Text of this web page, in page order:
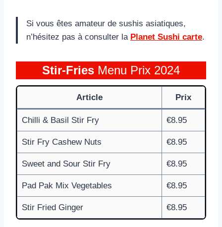
Si vous êtes amateur de sushis asiatiques,
n’hésitez pas à consulter la Planet Sushi carte.
Stir-Fries Menu Prix 2024
Article Prix
Chilli & Basil Stir Fry €8.95
Stir Fry Cashew Nuts €8.95
Sweet and Sour Stir Fry €8.95
Pad Pak Mix Vegetables €8.95
Stir Fried Ginger €8.95